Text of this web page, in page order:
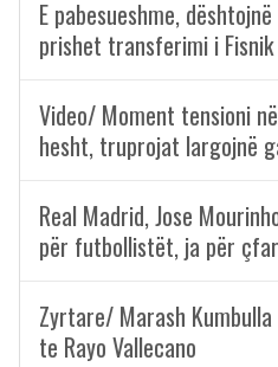
E pabesueshme,
prishet transferimi i
Video/ Moment tensioni
hesht, truprojat largojnë
Real Madrid, Jose
për futbollistët, ja për
Zyrtare/ Marash
te Rayo Vallecano